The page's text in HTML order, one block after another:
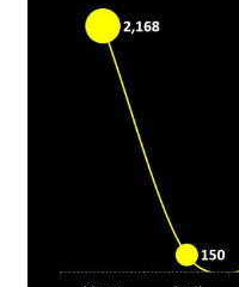
Grafik
Covid-19